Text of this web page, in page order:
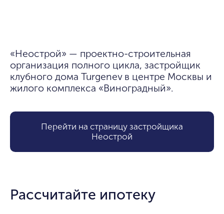
«Неострой» — проектно-строительная
организация полного цикла, застройщик
клубного дома Turgenev в центре Москвы и
жилого комплекса «Виноградный».
Перейти на страницу застройщика
Неострой
Рассчитайте ипотеку